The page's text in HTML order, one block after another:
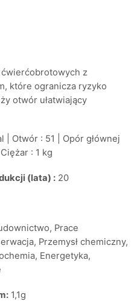
z
które ogranicza ryzyko
otwór ułatwiający
| Otwór : 51 | Opór głównej
: 1 kg
(lata) : 20
Prace
Przemysł chemiczny,
Energetyka,
1,1g